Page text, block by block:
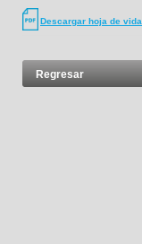
Descargar hoja de vida
Regresar